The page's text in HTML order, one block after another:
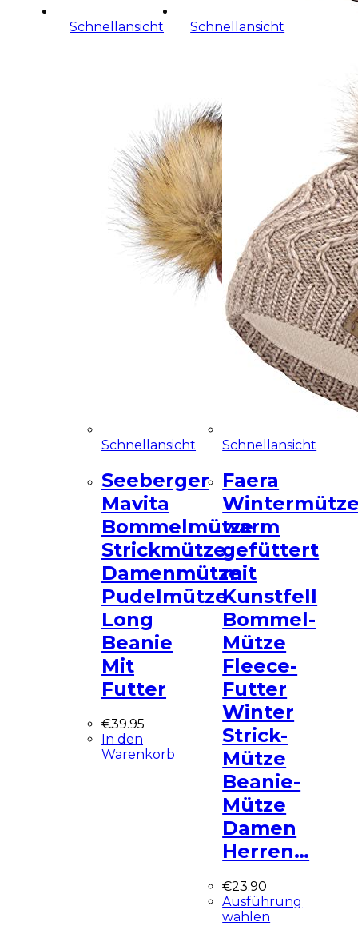
Schnellansicht
Schnellansicht
Seeberger
Mavita
Bommelmütze
Strickmütze
Damenmütze
Pudelmütze
Long
Beanie
Mit
Futter
€39.95
In den
Warenkorb
Schnellansicht
Schnellansicht
Faera
warm
gefüttert
mit
Kunstfell
Bommel-
Mütze
Fleece-
Futter
Winter
Strick-
Mütze
Beanie-
Mütze
Damen
Herren…
€23.90
Ausführung
wählen